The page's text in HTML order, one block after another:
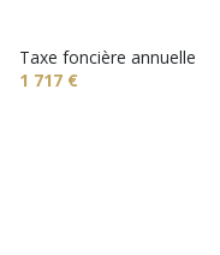
Taxe foncière annuelle
1 717 €